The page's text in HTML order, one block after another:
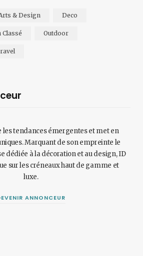
& Design Deco
Classé Outdoor
les tendances émergentes et met en
Marquant de son empreinte le
dédiée à la décoration et au design, ID
sur les créneaux haut de gamme et
luxe.
ANNONCEUR